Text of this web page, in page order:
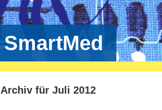
SmartMed
Archiv für Juli 2012